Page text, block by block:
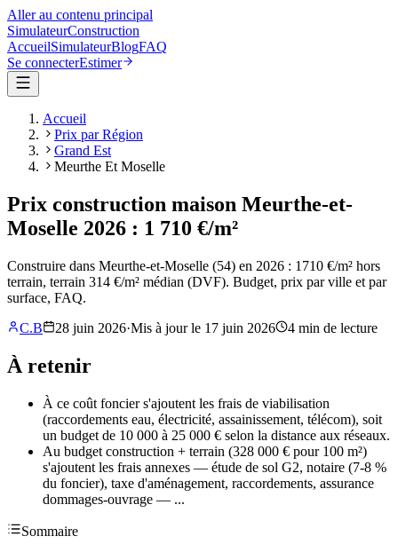
Aller au contenu principal
SimulateurConstruction
AccueilSimulateurBlogFAQ
Se connecterEstimer
Accueil
Prix par Région
Grand Est
Meurthe Et Moselle
Prix construction maison Meurthe-et-
Moselle 2026 : 1 710 €/m²
Construire dans Meurthe-et-Moselle (54) en 2026 : 1710 €/m² hors
terrain, terrain 314 €/m² médian (DVF). Budget, prix par ville et par
surface, FAQ.
C.B
28 juin 2026·Mis à jour le 17 juin 2026 4 min de lecture
À retenir
À ce coût foncier s'ajoutent les frais de viabilisation
(raccordements eau, électricité, assainissement, télécom), soit
un budget de 10 000 à 25 000 € selon la distance aux réseaux.
Au budget construction + terrain (328 000 € pour 100 m²)
s'ajoutent les frais annexes — étude de sol G2, notaire (7-8 %
du foncier), taxe d'aménagement, raccordements, assurance
dommages-ouvrage — ...
Sommaire